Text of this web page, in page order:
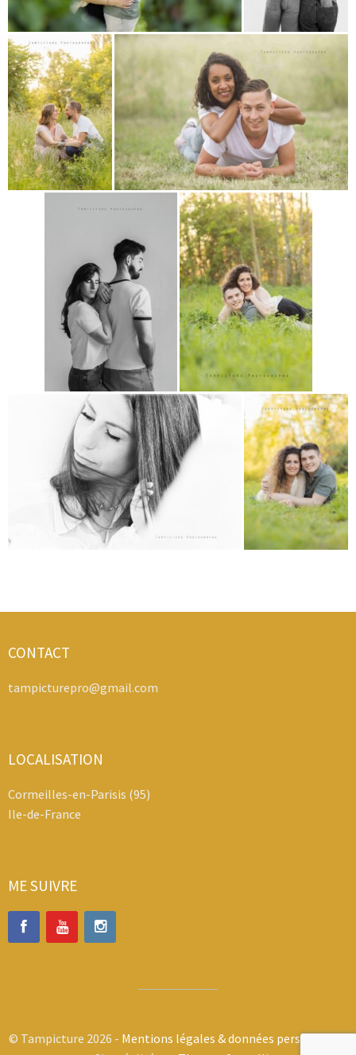
CONTACT
tampicturepro@gmail.com
LOCALISATION
Cormeilles-en-Parisis (95)
Ile-de-France
ME SUIVRE
© Tampicture 2026 - Mentions légales & données personnelles